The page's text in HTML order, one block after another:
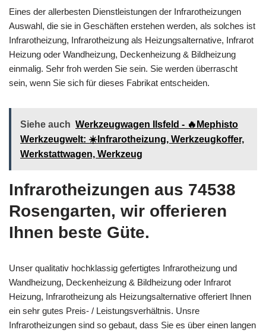
Eines der allerbesten Dienstleistungen der Infrarotheizungen
Auswahl, die sie in Geschäften erstehen werden, als solches ist
Infrarotheizung, Infrarotheizung als Heizungsalternative, Infrarot
Heizung oder Wandheizung, Deckenheizung & Bildheizung
einmalig. Sehr froh werden Sie sein. Sie werden überrascht
sein, wenn Sie sich für dieses Fabrikat entscheiden.
Siehe auch Werkzeugwagen Ilsfeld - 🔥Mephisto
Werkzeugwelt: ☀️Infrarotheizung, Werkzeugkoffer,
Werkstattwagen, Werkzeug
Infrarotheizungen aus 74538
Rosengarten, wir offerieren
Ihnen beste Güte.
Unser qualitativ hochklassig gefertigtes Infrarotheizung und
Wandheizung, Deckenheizung & Bildheizung oder Infrarot
Heizung, Infrarotheizung als Heizungsalternative offeriert Ihnen
ein sehr gutes Preis- / Leistungsverhältnis. Unsre
Infrarotheizungen sind so gebaut, dass Sie es über einen langen